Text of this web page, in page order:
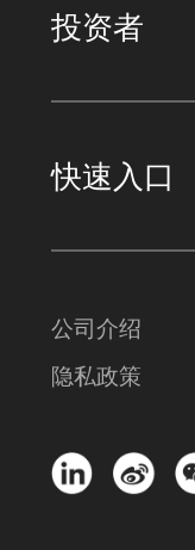
投资者
快速入口
公司介绍
隐私政策